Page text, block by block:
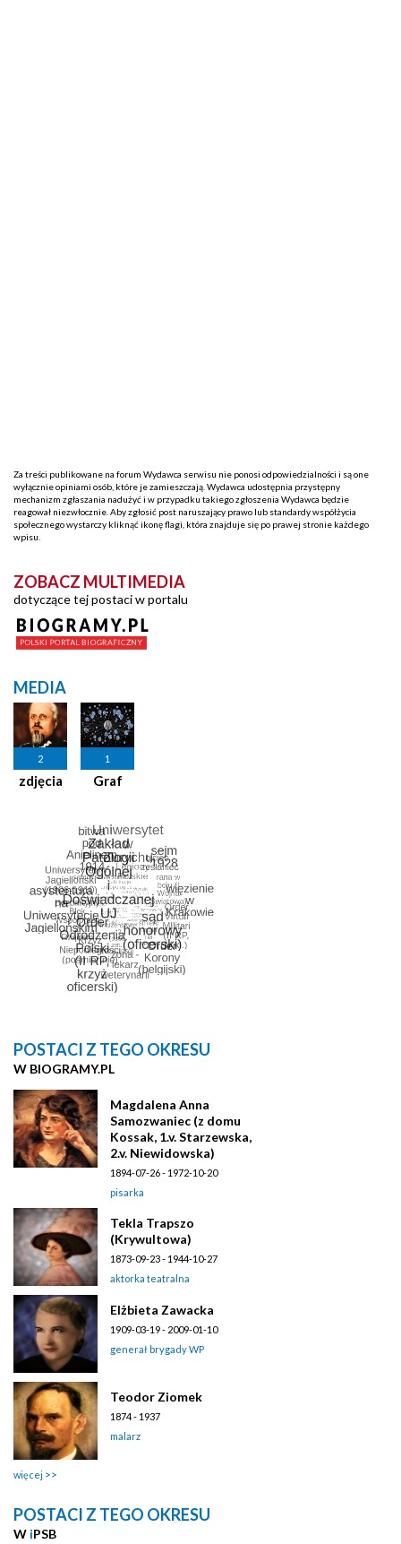
Za treści publikowane na forum Wydawca serwisu nie ponosi odpowiedzialności i są one
wyłącznie opiniami osób, które je zamieszczają. Wydawca udostępnia przystępny
mechanizm zgłaszania nadużyć i w przypadku takiego zgłoszenia Wydawca będzie
reagował niezwłocznie. Aby zgłosić post naruszający prawo lub standardy współżycia
społecznego wystarczy kliknąć ikonę flagi, która znajduje się po prawej stronie każdego
wpisu.
ZOBACZ MULTIMEDIA
dotyczące tej postaci w portalu
MEDIA
2
zdjęcia
1
Graf
POSTACI Z TEGO OKRESU
W BIOGRAMY.PL
Magdalena Anna
Samozwaniec (z domu
Kossak, 1.v. Starzewska,
2.v. Niewidowska)
1894-07-26 - 1972-10-20
pisarka
Tekla Trapszo
(Krywultowa)
1873-09-23 - 1944-10-27
aktorka teatralna
Elżbieta Zawacka
1909-03-19 - 2009-01-10
generał brygady WP
Teodor Ziomek
1874 - 1937
malarz
więcej
POSTACI Z TEGO OKRESU
W iPSB